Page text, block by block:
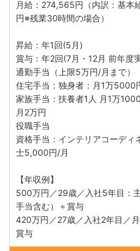
月給：274,565円（内訳：基
円※残業30時間の場合）
昇給：年1回(5月)
賞与：年2回(7月・12月 前年度
通勤手当（上限5万円/月まで）
住宅手当：独身者：月1万5000
家族手当：扶養者1人 月1万
月2万円
役職手当
資格手当：インテリアコーデ
士5,000円/月
【年収例】
500万円／29歳／入社5年目：
手当含む）＋賞与
420万円／27歳／入社2年目／
賞与